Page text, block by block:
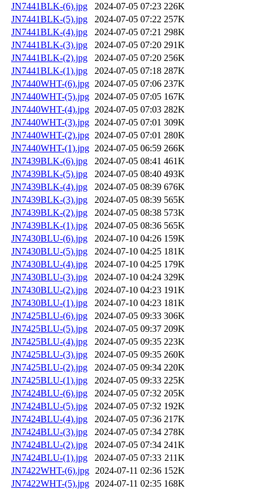
JN7441BLK-(6).jpg
2024-07-05 07:23 226K
JN7441BLK-(5).jpg
2024-07-05 07:22 257K
JN7441BLK-(4).jpg
2024-07-05 07:21 298K
JN7441BLK-(3).jpg
2024-07-05 07:20 291K
JN7441BLK-(2).jpg
2024-07-05 07:20 256K
JN7441BLK-(1).jpg
2024-07-05 07:18 287K
JN7440WHT-(6).jpg 2024-07-05 07:06 237K
JN7440WHT-(5).jpg 2024-07-05 07:05 167K
JN7440WHT-(4).jpg 2024-07-05 07:03 282K
JN7440WHT-(3).jpg 2024-07-05 07:01 309K
JN7440WHT-(2).jpg 2024-07-05 07:01 280K
JN7440WHT-(1).jpg 2024-07-05 06:59 266K
JN7439BLK-(6).jpg
2024-07-05 08:41 461K
JN7439BLK-(5).jpg
2024-07-05 08:40 493K
JN7439BLK-(4).jpg
2024-07-05 08:39 676K
JN7439BLK-(3).jpg
2024-07-05 08:39 565K
JN7439BLK-(2).jpg
2024-07-05 08:38 573K
JN7439BLK-(1).jpg
2024-07-05 08:36 565K
JN7430BLU-(6).jpg
2024-07-10 04:26 159K
JN7430BLU-(5).jpg
2024-07-10 04:25 181K
JN7430BLU-(4).jpg
2024-07-10 04:25 179K
JN7430BLU-(3).jpg
2024-07-10 04:24 329K
JN7430BLU-(2).jpg
2024-07-10 04:23 191K
JN7430BLU-(1).jpg
2024-07-10 04:23 181K
JN7425BLU-(6).jpg
2024-07-05 09:33 306K
JN7425BLU-(5).jpg
2024-07-05 09:37 209K
JN7425BLU-(4).jpg
2024-07-05 09:35 223K
JN7425BLU-(3).jpg
2024-07-05 09:35 260K
JN7425BLU-(2).jpg
2024-07-05 09:34 220K
JN7425BLU-(1).jpg
2024-07-05 09:33 225K
JN7424BLU-(6).jpg
2024-07-05 07:32 205K
JN7424BLU-(5).jpg
2024-07-05 07:32 192K
JN7424BLU-(4).jpg
2024-07-05 07:36 217K
JN7424BLU-(3).jpg
2024-07-05 07:34 278K
JN7424BLU-(2).jpg
2024-07-05 07:34 241K
JN7424BLU-(1).jpg
2024-07-05 07:33 211K
JN7422WHT-(6).jpg
2024-07-11 02:36 152K
JN7422WHT-(5).jpg
2024-07-11 02:35 168K